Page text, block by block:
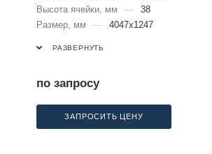
Высота ячейки, мм
—
38
Размер, мм
— 4047х1247
РАЗВЕРНУТЬ
по запросу
ЗАПРОСИТЬ ЦЕНУ